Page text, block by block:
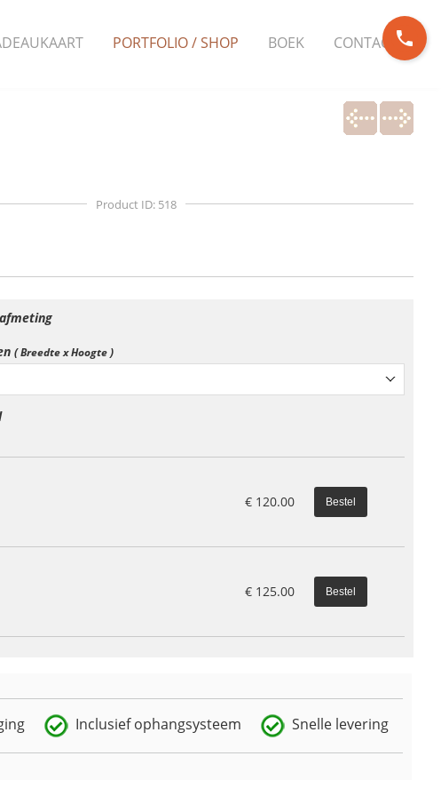
phone
PORTFOLIO / SHOP BOEK CONTACT
Product ID: 518
( Breedte x Hoogte )
€ 120.00
€ 125.00
Inclusief ophangsysteem Snelle levering